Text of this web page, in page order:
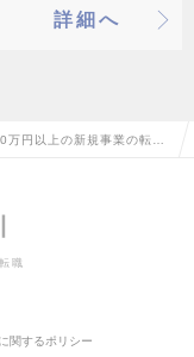
詳細へ
万円以上の新規事業の転
職
関するポリシー